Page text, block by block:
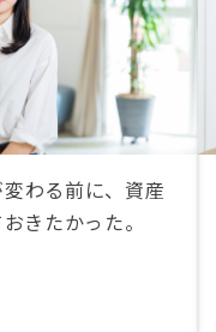
わる前に、資産
きたかった。